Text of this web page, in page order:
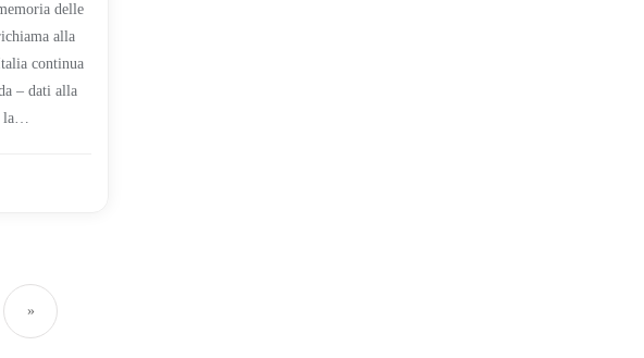
delle
alla
continua
– dati alla
la…
»